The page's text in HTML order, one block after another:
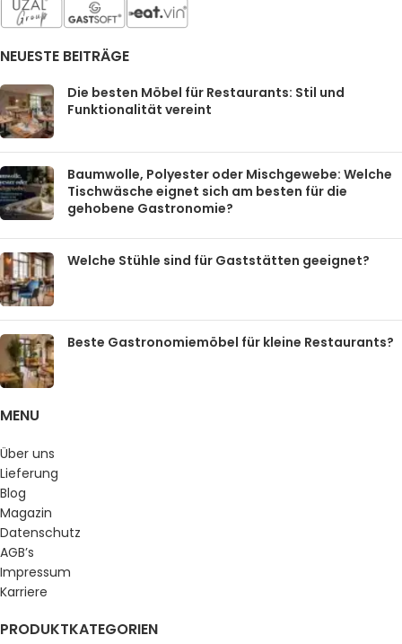
NEUESTE BEITRÄGE
Die besten Möbel für Restaurants: Stil und
Funktionalität vereint
Baumwolle, Polyester oder Mischgewebe: Welche
Tischwäsche eignet sich am besten für die
gehobene Gastronomie?
Welche Stühle sind für Gaststätten geeignet?
Beste Gastronomiemöbel für kleine Restaurants?
MENU
Über uns
Lieferung
Blog
Magazin
Datenschutz
AGB’s
Impressum
Karriere
PRODUKTKATEGORIEN